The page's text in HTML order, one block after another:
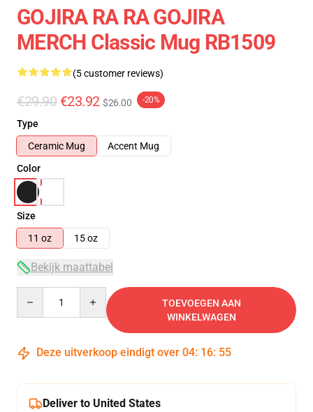
GOJIRA RA RA GOJIRA
MERCH Classic Mug RB1509
(5 customer reviews)
€29.90 €23.92 $26.00 -20%
Type
Ceramic Mug
Accent Mug
Color
Size
11 oz
15 oz
Bekijk maattabel
TOEVOEGEN AAN
WINKELWAGEN
Deze uitverkoop eindigt over 04: 16: 54
Deliver to United States